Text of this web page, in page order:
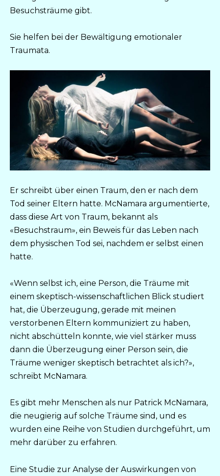
Besuchsträume gibt.
Sie helfen bei der Bewältigung emotionaler
Traumata.
Er schreibt über einen Traum, den er nach dem
Tod seiner Eltern hatte. McNamara argumentierte,
dass diese Art von Traum, bekannt als
«Besuchstraum», ein Beweis für das Leben nach
dem physischen Tod sei, nachdem er selbst einen
hatte.
«Wenn selbst ich, eine Person, die Träume mit
einem skeptisch-wissenschaftlichen Blick studiert
hat, die Überzeugung, gerade mit meinen
verstorbenen Eltern kommuniziert zu haben,
nicht abschütteln konnte, wie viel stärker muss
dann die Überzeugung einer Person sein, die
Träume weniger skeptisch betrachtet als ich?»,
schreibt McNamara.
Es gibt mehr Menschen als nur Patrick McNamara,
die neugierig auf solche Träume sind, und es
wurden eine Reihe von Studien durchgeführt, um
mehr darüber zu erfahren.
Eine Studie zur Analyse der Auswirkungen von